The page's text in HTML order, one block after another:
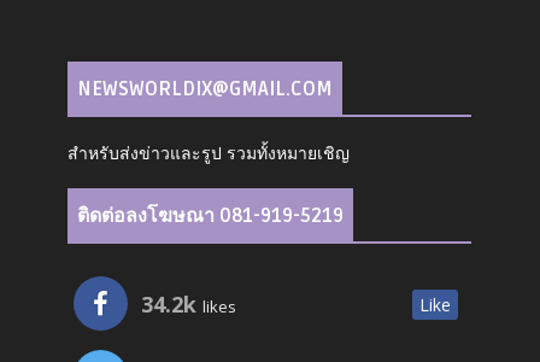
NEWSWORLDIX@GMAIL.COM
สำหรับส่งข่าวและรูป รวมทั้งหมายเชิญ
ติดต่อลงโฆษณา 081-919-5219
34.2k likes Like